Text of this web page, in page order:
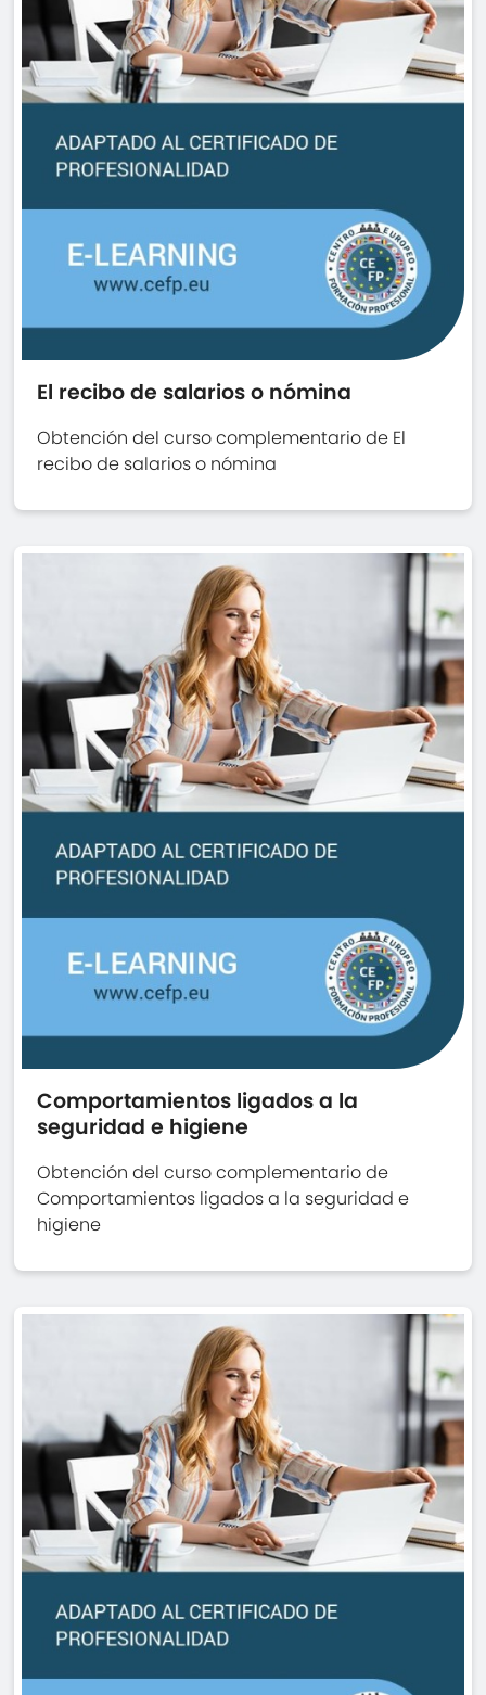
El recibo de salarios o nómina
Obtención del curso complementario de El
recibo de salarios o nómina
Comportamientos ligados a la
seguridad e higiene
Obtención del curso complementario de
Comportamientos ligados a la seguridad e
higiene